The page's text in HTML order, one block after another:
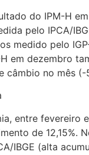
do IPM-H
pelo IPCA/
medido pelo
em dezembro
câmbio no mês (-
entre fevereiro
de 12,15%.
IBGE (alta